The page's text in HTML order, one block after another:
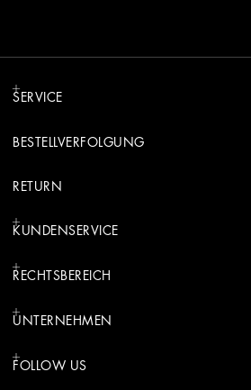
SERVICE
BESTELLVERFOLGUNG
RETURN
KUNDENSERVICE
RECHTSBEREICH
UNTERNEHMEN
FOLLOW US